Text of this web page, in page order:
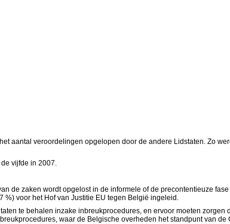
aantal veroordelingen opgelopen door de andere Lidstaten. Zo
vijfde in 2007.
de zaken wordt opgelost in de informele of de precontentieuze
%) voor het Hof van Justitie EU tegen België ingeleid.
te behalen inzake inbreukprocedures, en ervoor moeten zorgen
waar de Belgische overheden het standpunt van de